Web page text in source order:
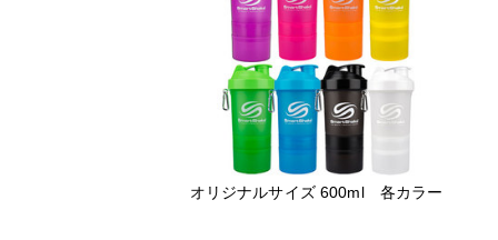
オリジナルサイズ 600ml 各カラー